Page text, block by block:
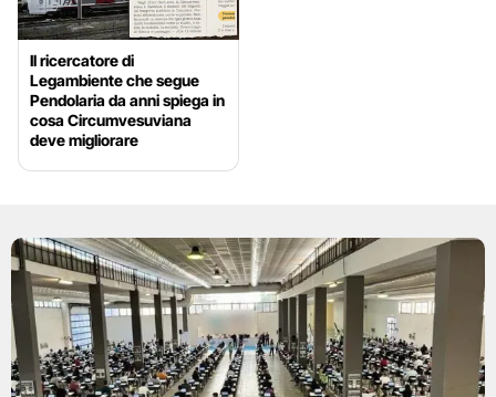
Il ricercatore di
Legambiente che segue
Pendolaria da anni spiega in
cosa Circumvesuviana
deve migliorare